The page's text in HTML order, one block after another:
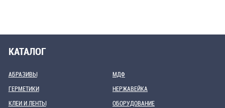
КАТАЛОГ
АБРАЗИВЫ
ГЕРМЕТИКИ
КЛЕИ И ЛЕНТЫ
МДФ
НЕРЖАВЕЙКА
ОБОРУДОВАНИЕ